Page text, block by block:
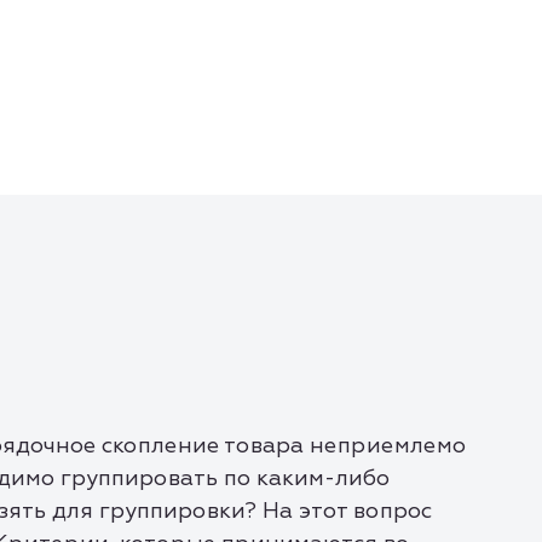
скопление товара неприемлемо
группировать по каким-либо
для группировки? На этот вопрос